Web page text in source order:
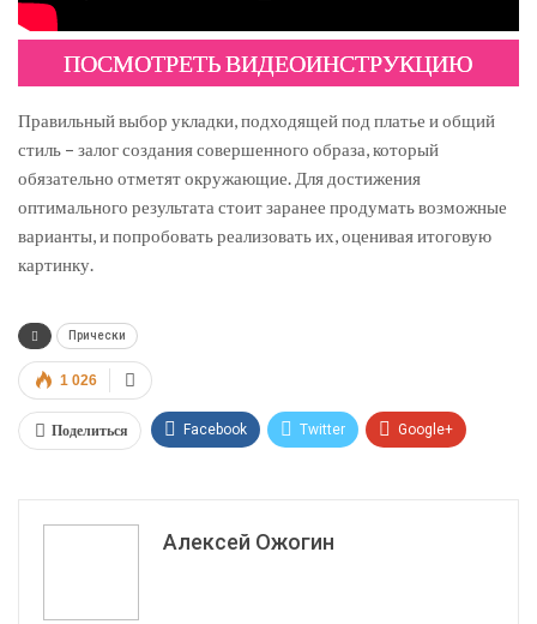
ПОСМОТРЕТЬ ВИДЕОИНСТРУКЦИЮ
Правильный выбор укладки, подходящей под платье и общий
стиль – залог создания совершенного образа, который
обязательно отметят окружающие. Для достижения
оптимального результата стоит заранее продумать возможные
варианты, и попробовать реализовать их, оценивая итоговую
картинку.
Прически
1 026
Поделиться Facebook Twitter Google+
Алексей Ожогин